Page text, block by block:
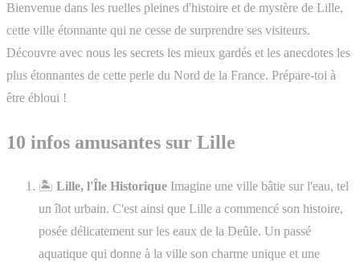
Bienvenue dans les ruelles pleines d'histoire et de mystère de Lille,
cette ville étonnante qui ne cesse de surprendre ses visiteurs.
Découvre avec nous les secrets les mieux gardés et les anecdotes les
plus étonnantes de cette perle du Nord de la France. Prépare-toi à
être ébloui !
10 infos amusantes sur Lille
🏝️ Lille, l'Île Historique Imagine une ville bâtie sur l'eau, tel
un îlot urbain. C'est ainsi que Lille a commencé son histoire,
posée délicatement sur les eaux de la Deûle. Un passé
aquatique qui donne à la ville son charme unique et une